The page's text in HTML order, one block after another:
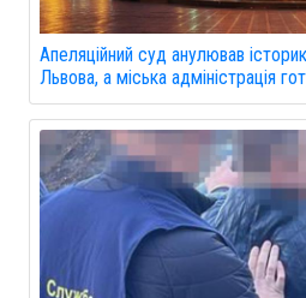
Апеляційний суд анулював
Львова, а міська адміністрація